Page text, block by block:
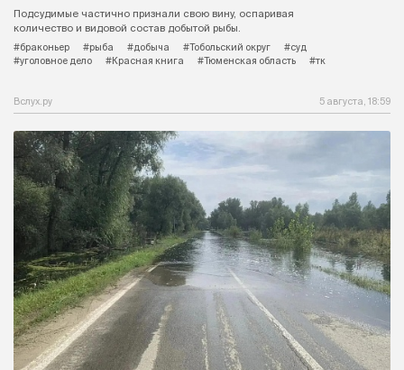
Подсудимые частично признали свою вину, оспаривая
количество и видовой состав добытой рыбы.
#браконьер
#рыба #добыча #Тобольский округ
#суд
#уголовное дело
#Красная книга #Тюменская область #тк
Вслух.ру 5 августа, 18:59